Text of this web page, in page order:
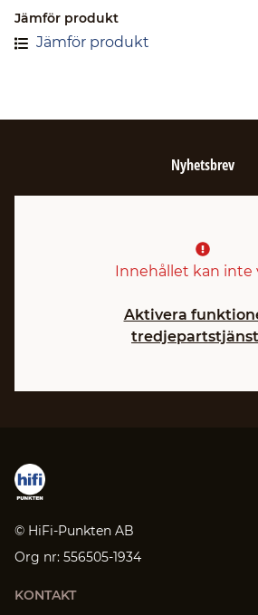
Jämför produkt
Jämför produkt
Nyhetsbrev
Innehållet kan inte
Aktivera
© HiFi-Punkten AB
Org nr: 556505-1934
KONTAKT